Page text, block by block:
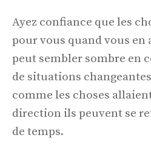
Ayez confiance que les
pour vous quand vous en
peut sembler sombre en
de situations
comme les choses
direction ils peuvent se
de temps.